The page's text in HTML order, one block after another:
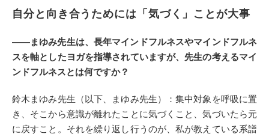
自分と向き合うためには「気づく」ことが大事
――まゆみ先生は、長年マインドフルネスやマインドフルネ
スを軸としたヨガを指導されていますが、先生の考えるマイ
ンドフルネスとは何ですか？
鈴木まゆみ先生（以下、まゆみ先生）：集中対象を呼吸に置
き、そこから意識が離れたことに気づくこと、気づいたら元
に戻すこと。それを繰り返し行うのが、私が教えている系譜